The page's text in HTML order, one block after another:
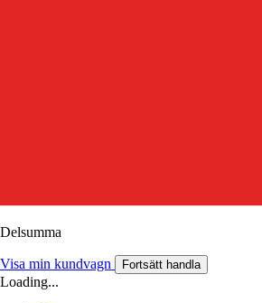
Delsumma
Visa min kundvagn Fortsätt handla
Loading...